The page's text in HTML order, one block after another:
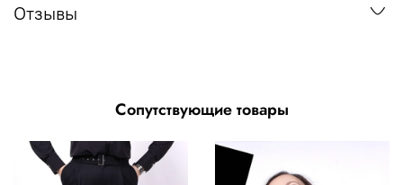
Отзывы
Сопутствующие товары